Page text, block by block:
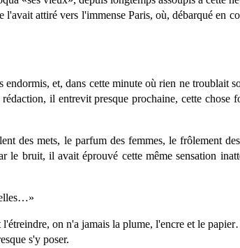
attiré vers l'immense Paris, où, débarqué en
et, dans cette minute où rien ne troublait
il entrevit presque prochaine, cette chose
des mets, le parfum des femmes, le frôlement
le bruit, il avait éprouvé cette même sensation
on n'a jamais la plume, l'encre et le
s'y poser.